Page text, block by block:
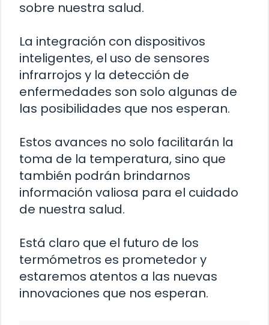
sobre nuestra salud.
La integración con dispositivos
inteligentes, el uso de sensores
infrarrojos y la detección de
enfermedades son solo algunas de
las posibilidades que nos esperan.
Estos avances no solo facilitarán la
toma de la temperatura, sino que
también podrán brindarnos
información valiosa para el cuidado
de nuestra salud.
Está claro que el futuro de los
termómetros es prometedor y
estaremos atentos a las nuevas
innovaciones que nos esperan.